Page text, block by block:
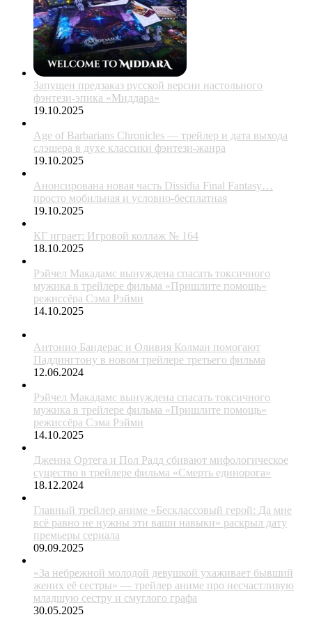
Запущен предзаказ русской версии настольного
фэнтези-эпика «Миддара»
19.10.2025
Age of Barbarians Chronicles — трейлер и дата выхода
слэшера в духе классики фэнтези-жанра
19.10.2025
Анонсирована новая часть Dissidia Final Fantasy…
просто мобильная и условно-бесплатная
19.10.2025
КГ играет: Игровой коллаж № 164
18.10.2025
Рэйчел Макадамс вынуждена спасать токсичного
мужика в трейлере фильма «Пришлите помощь»
режиссёра Сэма Рэйми
14.10.2025
Антонио Бандерас и Оливия Колман помогают
Паддингтону в новом трейлере третьего фильма
12.06.2024
Рэйчел Макадамс вынуждена спасать токсичного
мужика в трейлере фильма «Пришлите помощь»
режиссёра Сэма Рэйми
14.10.2025
Дженна Ортега и Пол Радд сбивают мифологическое
существо в трейлере фильма «Смерть единорога»
18.12.2024
Главный трейлер аниме «Бесклассовый герой: Да мне
всё равно не нужны эти ваши навыки» раскрыл дату
премьеры сериала
09.09.2025
«За небрежной молодой девушкой ухаживает бывший
жених её сестры» — трейлер аниме про несчастливую
младшую сестру и смуглого графа
30.05.2025